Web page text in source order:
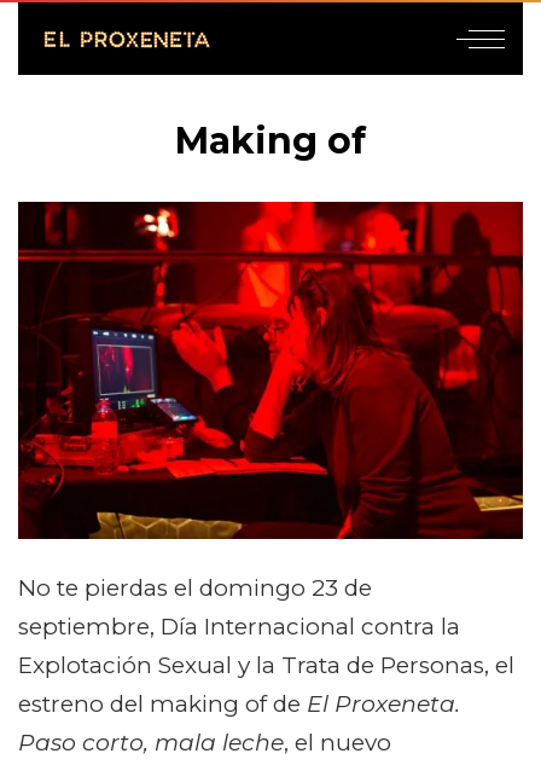
Making of
No te pierdas el domingo 23 de
septiembre, Día Internacional contra la
Explotación Sexual y la Trata de Personas, el
estreno del making of de El Proxeneta.
Paso corto, mala leche, el nuevo